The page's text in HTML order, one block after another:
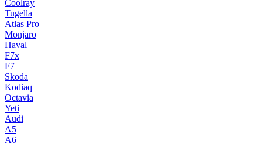
Coolray
Tugella
Atlas Pro
Monjaro
Haval
F7x
F7
Skoda
Kodiaq
Octavia
Yeti
Audi
A5
A6